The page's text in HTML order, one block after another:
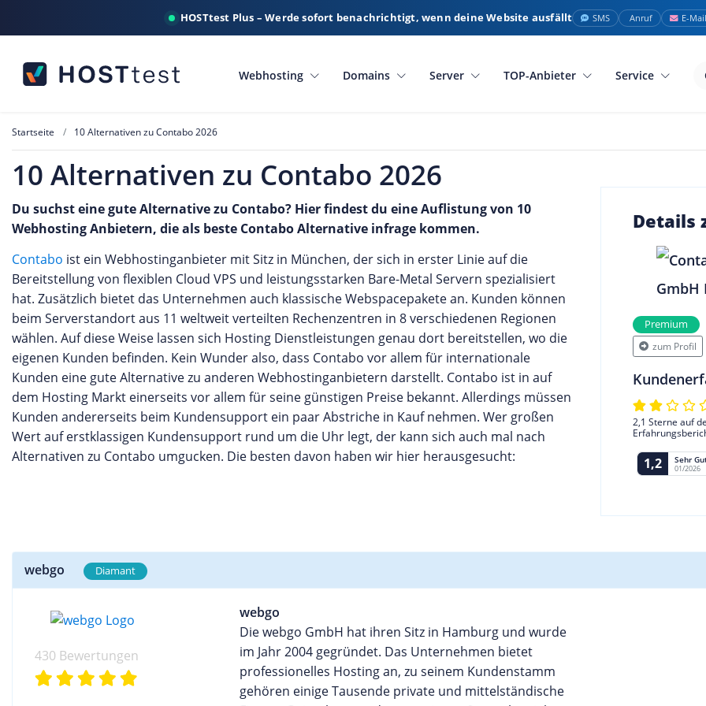
HOSTtest Plus – Werde sofort benachrichtigt, wenn deine Website ausfällt SMS Anruf E-Mail
Webhosting Domains Server TOP-Anbieter Service
Startseite 10 Alternativen zu Contabo 2026
10 Alternativen zu Contabo 2026
Du suchst eine gute Alternative zu Contabo? Hier findest du eine Auflistung von 10
Webhosting Anbietern, die als beste Contabo Alternative infrage kommen.
Contabo ist ein Webhostinganbieter mit Sitz in München, der sich in erster Linie auf die
Bereitstellung von flexiblen Cloud VPS und leistungsstarken Bare-Metal Servern spezialisiert
hat. Zusätzlich bietet das Unternehmen auch klassische Webspacepakete an. Kunden können
beim Serverstandort aus 11 weltweit verteilten Rechenzentren in 8 verschiedenen Regionen
wählen. Auf diese Weise lassen sich Hosting Dienstleistungen genau dort bereitstellen, wo die
eigenen Kunden befinden. Kein Wunder also, dass Contabo vor allem für internationale
Kunden eine gute Alternative zu anderen Webhostinganbietern darstellt. Contabo ist in auf
dem Hosting Markt einerseits vor allem für seine günstigen Preise bekannt. Allerdings müssen
Kunden andererseits beim Kundensupport ein paar Abstriche in Kauf nehmen. Wer großen
Wert auf erstklassigen Kundensupport rund um die Uhr legt, der kann sich auch mal nach
Alternativen zu Contabo umgucken. Die besten davon haben wir hier herausgesucht:
Details
Premium
zum Profil
2,1 Sterne auf
1,2 Sehr
01/2026
webgo Diamant
430 Bewertungen
webgo
Die webgo GmbH hat ihren Sitz in Hamburg und wurde
im Jahr 2004 gegründet. Das Unternehmen bietet
professionelles Hosting an, zu seinem Kundenstamm
gehören einige Tausende private und mittelständische